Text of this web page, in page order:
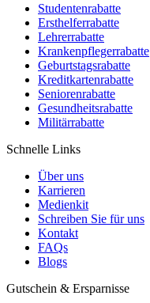
Studentenrabatte
Ersthelferrabatte
Lehrerrabatte
Krankenpflegerrabatte
Geburtstagsrabatte
Kreditkartenrabatte
Seniorenrabatte
Gesundheitsrabatte
Militärrabatte
Schnelle Links
Über uns
Karrieren
Medienkit
Schreiben Sie für uns
Kontakt
FAQs
Blogs
Gutschein & Ersparnisse